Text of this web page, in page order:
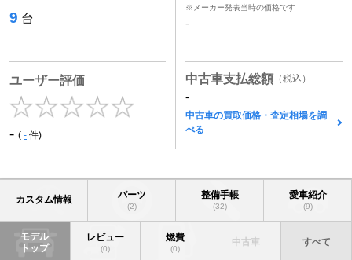
9 台
ユーザー評価
- ( - 件)
※メーカー発表当時の価格です
-
中古車支払総額 （税込）
-
中古車の買取価格・査定相場を調
べる
カスタム情報 パーツ
(2)
整備手帳
(32)
愛車紹介
(9)
モデル
トップ
レビュー
(0)
燃費
(0)
中古車 すべて